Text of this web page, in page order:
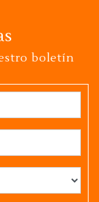
boletín